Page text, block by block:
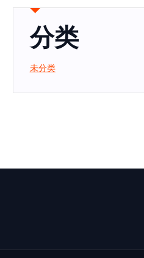
分类
未分类